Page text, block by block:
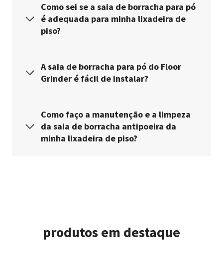
Como sei se a saia de borracha para pó
é adequada para minha lixadeira de
piso?
A saia de borracha para pó do Floor
Grinder é fácil de instalar?
Como faço a manutenção e a limpeza
da saia de borracha antipoeira da
minha lixadeira de piso?
produtos em destaque